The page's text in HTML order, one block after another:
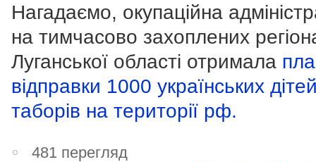
Нагадаємо, окупаційна
на тимчасово захоплених
Луганської області отримала
відправки 1000 українських
таборів на території рф.
481 перегляд